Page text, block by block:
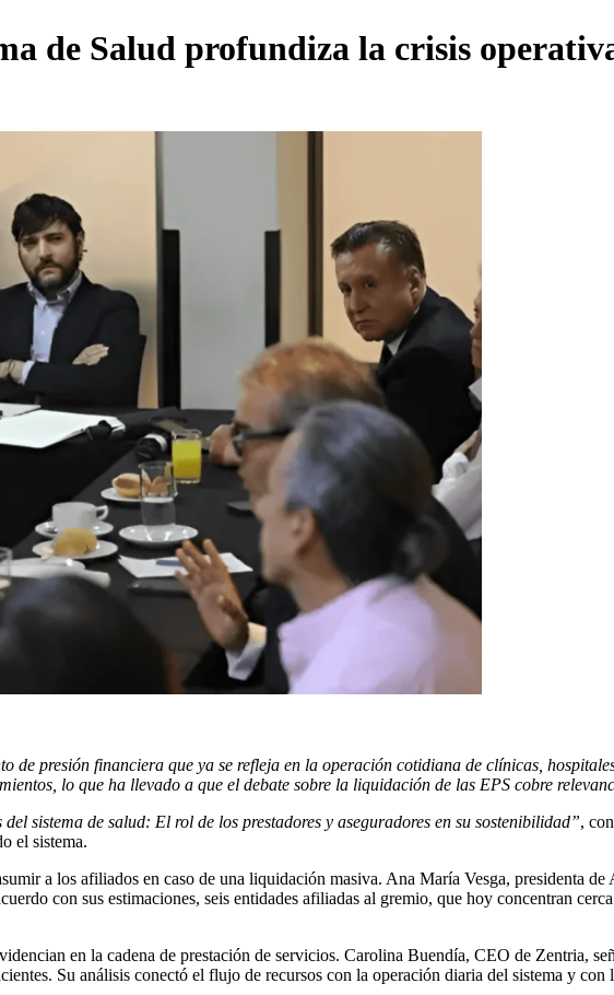
de Salud profundiza la crisis
de presión financiera que ya se refleja en la operación cotidiana de clínicas,
lo que ha llevado a que el debate sobre la liquidación de las EPS cobre
del sistema de salud: El rol de los prestadores y aseguradores en su sostenibilidad”,
el sistema.
a los afiliados en caso de una liquidación masiva. Ana María Vesga, presidenta
con sus estimaciones, seis entidades afiliadas al gremio, que hoy concentran
en la cadena de prestación de servicios. Carolina Buendía, CEO de Zentria,
Su análisis conectó el flujo de recursos con la operación diaria del sistema y